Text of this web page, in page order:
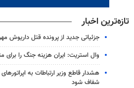
تازه‌ترین اخبار
جزئیاتی جدید از پرونده قتل داریوش
وال استریت: ایران هزینه جنگ را برای
هشدار قاطع وزیر ارتباطات به
شفاف شود